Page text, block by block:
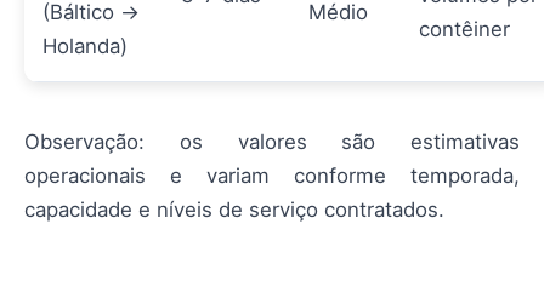
(Báltico →
Holanda)
Médio
contêiner
Observação: os valores são estimativas
operacionais e variam conforme temporada,
capacidade e níveis de serviço contratados.